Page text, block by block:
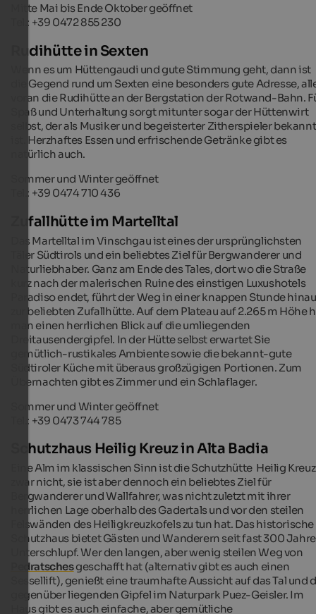
Mitte Mai bis Ende Oktober geöffnet
Tel.: +39 0472 855 230
Rudihütte in Sexten
Wenn es um Hüttengaudi und gute Stimmung geht, dann ist
die Gegend rund um Sexten eine besonders gute Adresse,
voran die Rudihütte an der Bergstation der Rotwand-Bahn.
Spaß und Unterhaltung sorgt mitunter sogar der Hüttenwirt
selbst, der als Musiker und begeisterter Zitherspieler bekannt
ist. Herzhaftes Essen und erfrischende Getränke gibt es
natürlich auch.
Sommer und Winter geöffnet
Tel.: +39 0474 710 436
Zufallhütte im Martelltal
Das Martelltal im Vinschgau ist eines der ursprünglichsten
Täler Südtirols und ein beliebtes Ziel für Bergwanderer und
Naturliebhaber. Ganz am Ende des Tales, dort wo die Straße
kurz nach der malerischen Ruine des einstigen Luxushotels
Paradiso endet, führt der Weg in einer knappen Stunde
zur beliebten Zufallhütte. Auf dem Plateau auf 2.265 m Höhe
man einen herrlichen Blick auf die umliegenden
Dreitausendergipfel. In der Hütte selbst erwartet Sie
gemütlich-rustikales Ambiente sowie die bekannt-gute
Südtiroler Küche mit überaus großzügigen Portionen. Zum
Übernachten gibt es Zimmer und ein Schlaflager.
Sommer und Winter geöffnet
Tel.: +39 0473 744 785
Schutzhaus Heilig Kreuz in Alta Badia
Eine Alm im klassischen Sinn ist die Schutzhütte Heilig Kreuz
zwar nicht, sie ist aber dennoch ein beliebtes Ziel für
Bergwanderer und Wallfahrer, was nicht zuletzt mit ihrer
herrlichen Lage oberhalb des Gadertals und vor den steilen
Felswänden des Heiligkreuzkofels zu tun hat. Das historische
Schutzhaus bietet Gästen und Wanderern seit fast 300
Unterschlupf. Wer den langen, aber wenig steilen Weg von
Pedratschesgeschafft hat (alternativ gibt es auch einen
Sessellift), genießt eine traumhafte Aussicht auf das Tal und
gegenüber liegenden Gipfel im Naturpark Puez-Geisler. Im
Haus gibt es auch einfache, aber gemütliche